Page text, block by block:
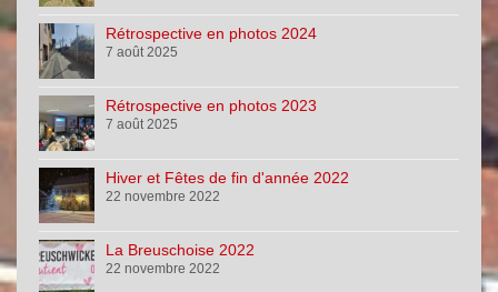
Rétrospective en photos 2024
7 août 2025
Rétrospective en photos 2023
7 août 2025
Hiver et Fêtes de fin d'année 2022
22 novembre 2022
La Breuschoise 2022
22 novembre 2022